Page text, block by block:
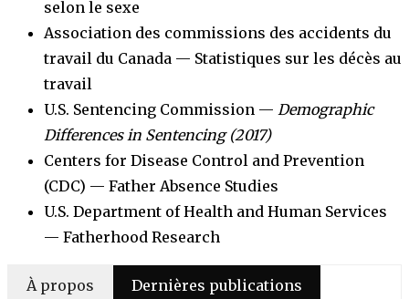
selon le sexe
Association des commissions des accidents du
travail du Canada — Statistiques sur les décès au
travail
U.S. Sentencing Commission — Demographic
Differences in Sentencing (2017)
Centers for Disease Control and Prevention
(CDC) — Father Absence Studies
U.S. Department of Health and Human Services
— Fatherhood Research
À propos Dernières publications